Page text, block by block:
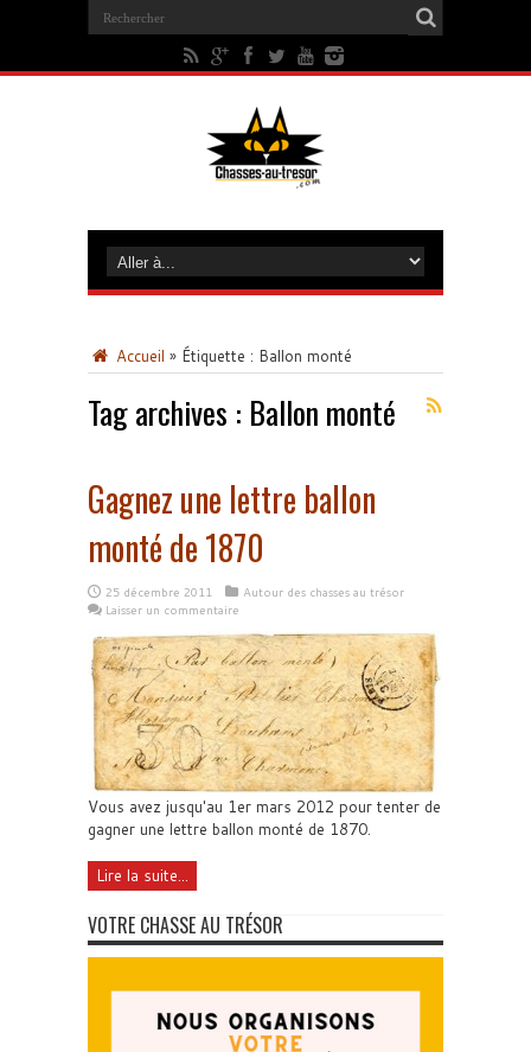
Accueil » Étiquette : Ballon monté
Tag archives : Ballon monté
Gagnez une lettre ballon
monté de 1870
25 décembre 2011
Autour des chasses au trésor
Laisser un commentaire
Vous avez jusqu'au 1er mars 2012 pour tenter de
gagner une lettre ballon monté de 1870.
Lire la suite...
VOTRE CHASSE AU TRÉSOR